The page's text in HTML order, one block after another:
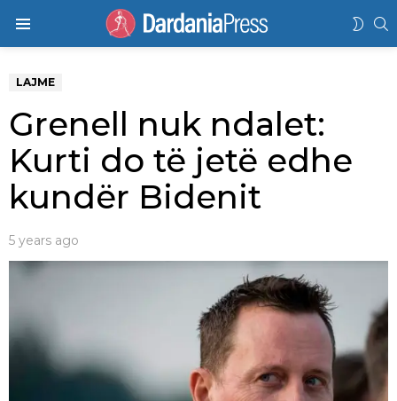
LAJME
Grenell nuk ndalet:
Kurti do të jetë edhe
kundër Bidenit
5 years ago